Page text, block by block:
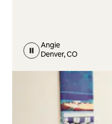
Angie
Denver, CO